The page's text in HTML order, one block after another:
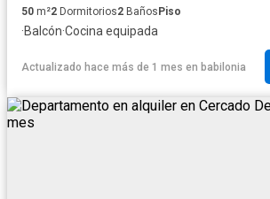
50 m²2 Dormitorios2 BañosPiso
·Balcón·Cocina equipada
Actualizado hace más de 1 mes en babilonia